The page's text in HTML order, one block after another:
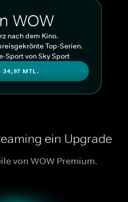
WOW
nach dem Kino.
Top-Serien.
Sport von Sky Sport
34,97 MTL.
ein Upgrade
von WOW Premium.